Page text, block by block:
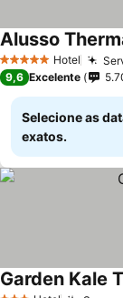
5 Estrelas Hotel
Alusso
9,6 Excelente
Selecione as
exatos.
Garden Kale